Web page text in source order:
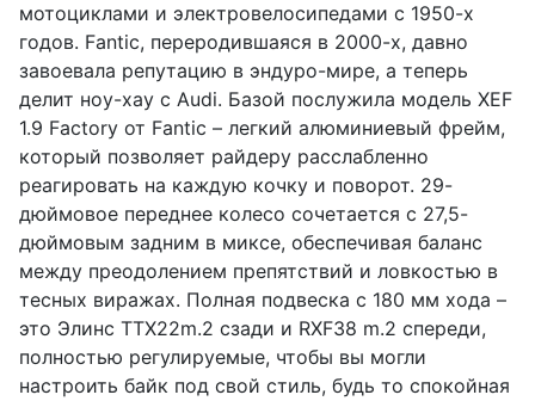
мотоциклами и электровелосипедами с 1950-х
годов. Fantic, переродившаяся в 2000-х, давно
завоевала репутацию в эндуро-мире, а теперь
делит ноу-хау с Audi. Базой послужила модель XEF
1.9 Factory от Fantic – легкий алюминиевый фрейм,
который позволяет райдеру расслабленно
реагировать на каждую кочку и поворот. 29-
дюймовое переднее колесо сочетается с 27,5-
дюймовым задним в миксе, обеспечивая баланс
между преодолением препятствий и ловкостью в
тесных виражах. Полная подвеска с 180 мм хода –
это Элинс TTX22m.2 сзади и RXF38 m.2 спереди,
полностью регулируемые, чтобы вы могли
настроить байк под свой стиль, будь то спокойная